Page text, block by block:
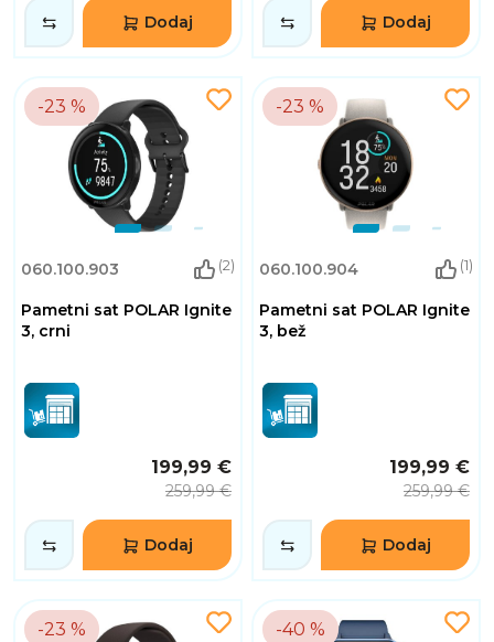
Dodaj Dodaj
-23 %
060.100.903 (2)
Pametni sat POLAR Ignite
3, crni
199,99 €
259,99 €
Dodaj
-23 %
060.100.904 (1)
Pametni sat POLAR Ignite
3, bež
199,99 €
259,99 €
Dodaj
-23 % -40 %